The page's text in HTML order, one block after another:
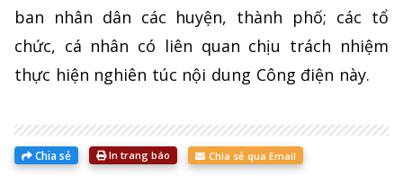
ban nhân dân các huyện, thành phố; các tổ
chức, cá nhân có liên quan chịu trách nhiệm
thực hiện nghiên túc nội dung Công điện này.
Chia sẻ In trang báo Chia sẻ qua Email